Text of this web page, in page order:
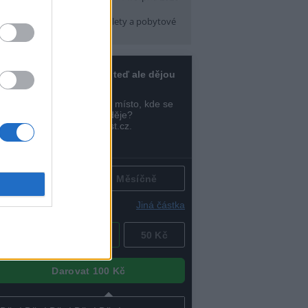
Farma CityCamp
(Tábory, výlety a pobytové
Praha 10 )